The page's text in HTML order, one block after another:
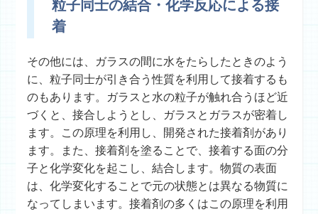
粒子同士の結合・化学反応による接
着
その他には、ガラスの間に水をたらしたときのよう
に、粒子同士が引き合う性質を利用して接着するも
のもあります。ガラスと水の粒子が触れ合うほど近
づくと、接合しようとし、ガラスとガラスが密着し
ます。この原理を利用し、開発された接着剤があり
ます。また、接着剤を塗ることで、接着する面の分
子と化学変化を起こし、結合します。物質の表面
は、化学変化することで元の状態とは異なる物質に
なってしまいます。接着剤の多くはこの原理を利用